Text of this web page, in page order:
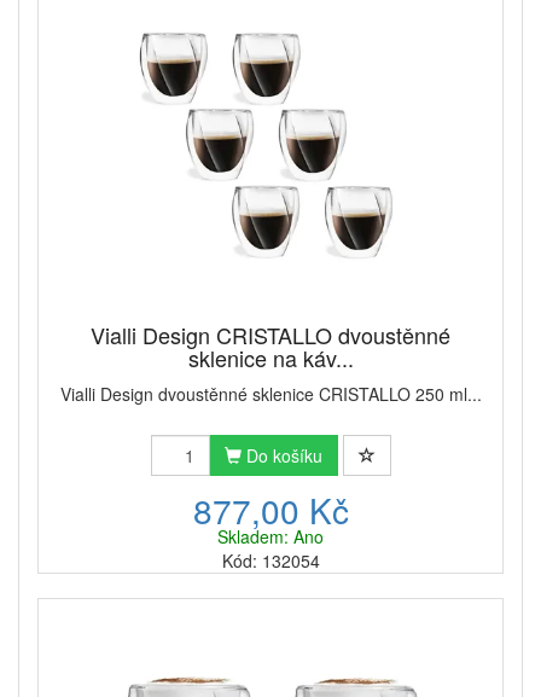
Vialli Design CRISTALLO dvoustěnné
sklenice na káv...
Vialli Design dvoustěnné sklenice CRISTALLO 250 ml...
Do košíku
877,00 Kč
Skladem: Ano
Kód: 132054